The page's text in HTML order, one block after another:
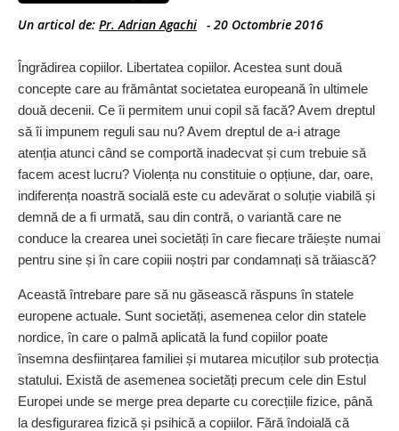
Un articol de: Pr. Adrian Agachi - 20 Octombrie 2016
Îngrădirea copiilor. Libertatea copiilor. Acestea sunt două
concepte care au frământat societatea europeană în ultimele
două decenii. Ce îi permitem unui copil să facă? Avem dreptul
să îi impunem reguli sau nu? Avem dreptul de a-i atrage
atenția atunci când se comportă inadecvat și cum trebuie să
facem acest lucru? Violența nu constituie o opțiune, dar, oare,
indiferența noastră socială este cu adevărat o soluție viabilă și
demnă de a fi urmată, sau din contră, o variantă care ne
conduce la crearea unei societăți în care fiecare trăiește numai
pentru sine și în care copiii noștri par condamnați să trăiască?
Această întrebare pare să nu găsească răspuns în statele
europene actuale. Sunt societăți, asemenea celor din statele
nordice, în care o palmă aplicată la fund copiilor poate
însemna desființarea familiei și mutarea micuților sub protecția
statului. Există de asemenea societăți precum cele din Estul
Europei unde se merge prea departe cu corecțiile fizice, până
la desfigurarea fizică și psihică a copiilor. Fără îndoială că